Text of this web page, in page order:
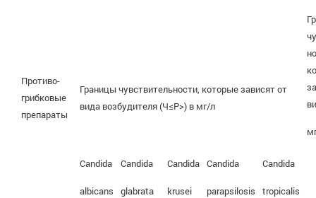
Противо-
грибковые
препараты
Границы чувствительности, которые зависят от
вида возбудителя (Ч≤Р>) в мг/л
Candida
albicans
Candida
glabrata
Candida
krusei
Candida
parapsilosis
Candida
tropicalis